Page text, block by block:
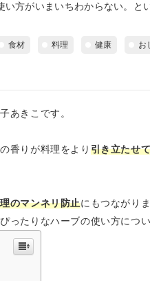
い方がいまいちわからない。と
食材 料理 健康 お
あきこです。
香りが料理をより 引き立たせ
のマンネリ防止にもつながり
ったりなハーブの使い方につい